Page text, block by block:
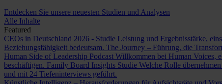
Entdecken Sie unsere neuesten Studien und Analysen
Alle Inhalte
Featured
CEOs in Deutschland 2026 - Studie Leistung und Ergebnisstärke,
Beziehungsfähigkeit bedeutsam. The Journey – Führung, die
Human Side of Leadership Podcast Willkommen bei Human Voices,
beschäftigen. Family Board Insights Studie Welche Rolle
und mit 24 Tiefeninterviews geführt.